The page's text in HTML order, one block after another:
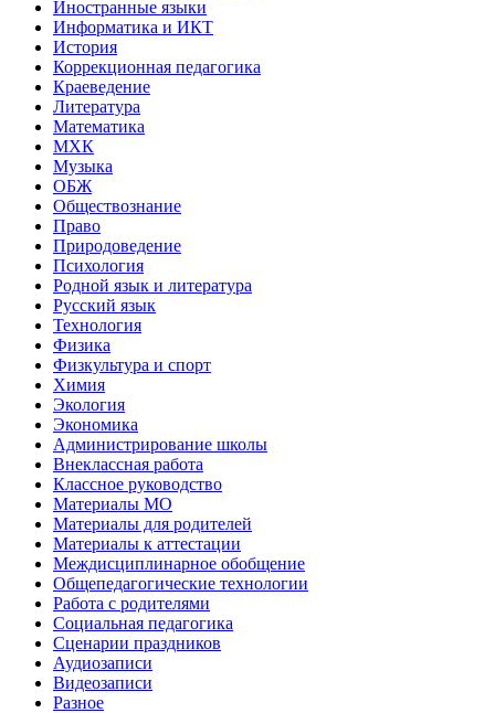
Иностранные языки
Информатика и ИКТ
История
Коррекционная педагогика
Краеведение
Литература
Математика
МХК
Музыка
ОБЖ
Обществознание
Право
Природоведение
Психология
Родной язык и литература
Русский язык
Технология
Физика
Физкультура и спорт
Химия
Экология
Экономика
Администрирование школы
Внеклассная работа
Классное руководство
Материалы МО
Материалы для родителей
Материалы к аттестации
Междисциплинарное обобщение
Общепедагогические технологии
Работа с родителями
Социальная педагогика
Сценарии праздников
Аудиозаписи
Видеозаписи
Разное